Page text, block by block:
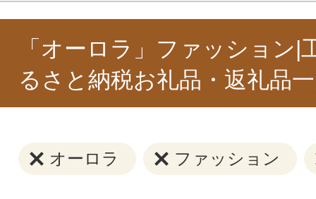
「オーロラ」ファッション|
るさと納税お礼品・返礼品
オーロラ ファッション